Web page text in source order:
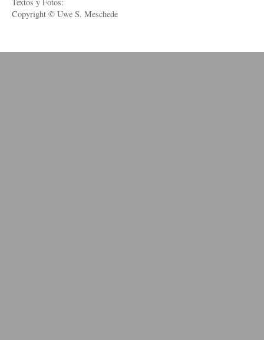
Copyright © Uwe S. Meschede